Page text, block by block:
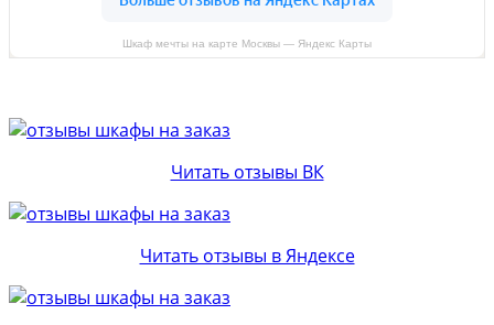
Шкаф мечты на карте Москвы — Яндекс Карты
Читать отзывы ВК
Читать отзывы в Яндексе